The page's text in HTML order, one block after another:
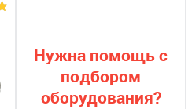
Нужна помощь с
подбором
оборудования?